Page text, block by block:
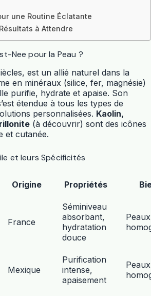
une Routine Éclatante
à Attendre
Nee pour la Peau ?
est un allié naturel dans la
en minéraux (silice, fer, magnésie)
purifie, hydrate et apaise. Son
étendue à tous les types de
personnalisées. Kaolin,
(à découvrir) sont des icônes
et cutanée.
et leurs Spécificités
Origine Propriétés
France
Séminiveau
absorbant,
hydratation
douce
Mexique
Purification
intense,
apaisement